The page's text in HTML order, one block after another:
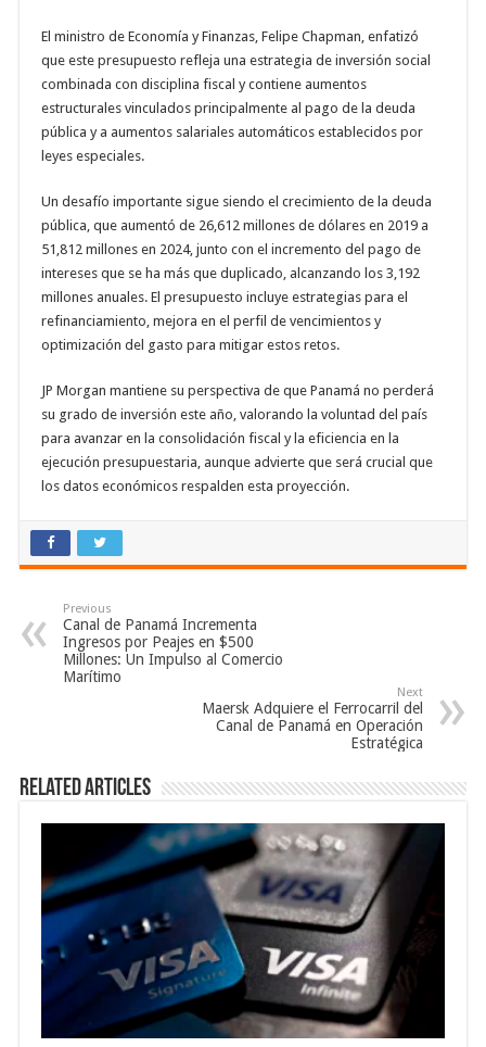
El ministro de Economía y Finanzas, Felipe Chapman, enfatizó
que este presupuesto refleja una estrategia de inversión social
combinada con disciplina fiscal y contiene aumentos
estructurales vinculados principalmente al pago de la deuda
pública y a aumentos salariales automáticos establecidos por
leyes especiales.
Un desafío importante sigue siendo el crecimiento de la deuda
pública, que aumentó de 26,612 millones de dólares en 2019 a
51,812 millones en 2024, junto con el incremento del pago de
intereses que se ha más que duplicado, alcanzando los 3,192
millones anuales. El presupuesto incluye estrategias para el
refinanciamiento, mejora en el perfil de vencimientos y
optimización del gasto para mitigar estos retos.
JP Morgan mantiene su perspectiva de que Panamá no perderá
su grado de inversión este año, valorando la voluntad del país
para avanzar en la consolidación fiscal y la eficiencia en la
ejecución presupuestaria, aunque advierte que será crucial que
los datos económicos respalden esta proyección.
Previous
Canal de Panamá Incrementa
Ingresos por Peajes en $500
Millones: Un Impulso al Comercio
Marítimo
Next
Maersk Adquiere el Ferrocarril del
Canal de Panamá en Operación
Estratégica
Related Articles